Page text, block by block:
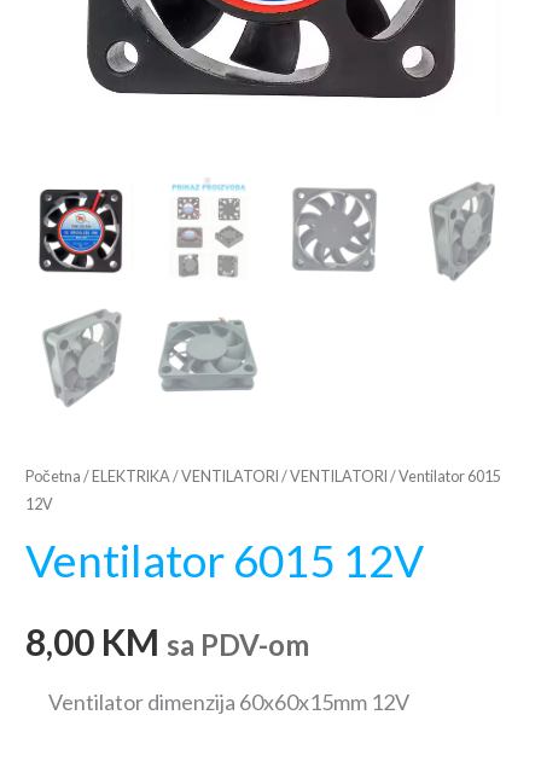
Početna / ELEKTRIKA /VENTILATORI /VENTILATORI / Ventilator 6015
12V
Ventilator 6015 12V
8,00 KM sa PDV-om
Ventilator dimenzija 60x60x15mm 12V